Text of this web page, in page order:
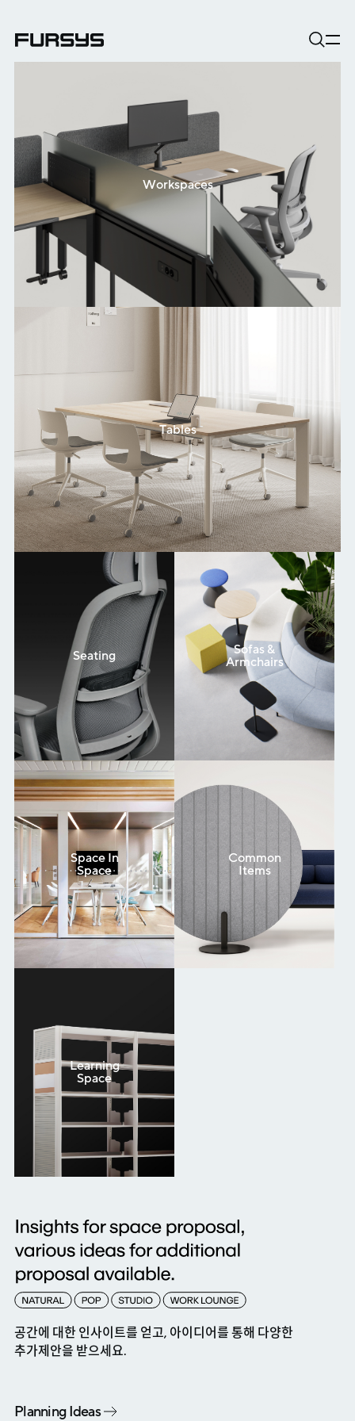
Workspaces
Tables
Seating Sofas &
Armchairs
Space In
Space
Common
Items
Learning
Space
공간에 대한 인사이트를 얻고, 아이디어를 통해 다양한
추가제안을 받으세요.
Planning Ideas